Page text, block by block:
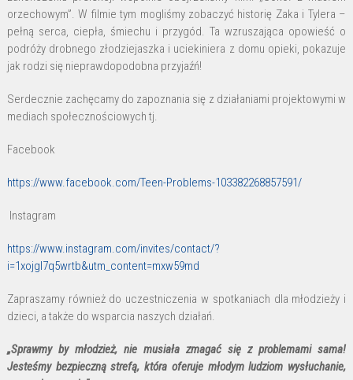
orzechowym”. W filmie tym mogliśmy zobaczyć historię Zaka i Tylera –
pełną serca, ciepła, śmiechu i przygód. Ta wzruszająca opowieść o
podróży drobnego złodziejaszka i uciekiniera z domu opieki, pokazuje
jak rodzi się nieprawdopodobna przyjaźń!
Serdecznie zachęcamy do zapoznania się z działaniami projektowymi w
mediach społecznościowych tj.
Facebook
https://www.facebook.com/Teen-Problems-103382268857591/
Instagram
https://www.instagram.com/invites/contact/?
i=1xojgl7q5wrtb&utm_content=mxw59md
Zapraszamy również do uczestniczenia w spotkaniach dla młodzieży i
dzieci, a także do wsparcia naszych działań.
„Sprawmy by młodzież, nie musiała zmagać się z problemami sama!
Jesteśmy bezpieczną strefą, która oferuje młodym ludziom wysłuchanie,